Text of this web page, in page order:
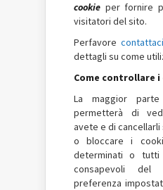
cookie per fornire
visitatori del sito.
Perfavorecontattaci
dettagli su come
Come controllare i
La maggior
permetterà di
avete e di cancellarli
o bloccare i
determinati o
consapevoli
preferenza